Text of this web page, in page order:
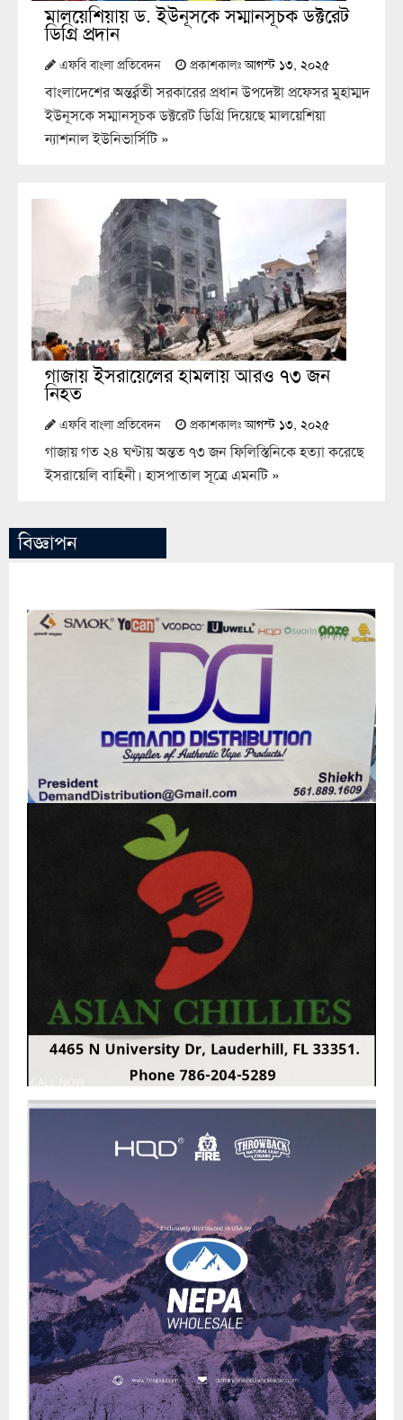
মালয়েশিয়ায় ড. ইউনূসকে সম্মানসূচক ডক্টরেট
ডিগ্রি প্রদান
এফবি বাংলা প্রতিবেদন প্রকাশকালঃআগস্ট ১৩, ২০২৫
বাংলাদেশের অন্তর্র্বতী সরকারের প্রধান উপদেষ্টা প্রফেসর মুহাম্মদ
ইউনূসকে সম্মানসূচক ডক্টরেট ডিগ্রি দিয়েছে মালয়েশিয়া
ন্যাশনাল ইউনিভার্সিটি»
গাজায় ইসরায়েলের হামলায় আরও ৭৩ জন
নিহত
এফবি বাংলা প্রতিবেদন প্রকাশকালঃআগস্ট ১৩, ২০২৫
গাজায় গত ২৪ ঘণ্টায় অন্তত ৭৩ জন ফিলিস্তিনিকে হত্যা করেছে
ইসরায়েলি বাহিনী। হাসপাতাল সূত্রে এমনটি»
বিজ্ঞাপন